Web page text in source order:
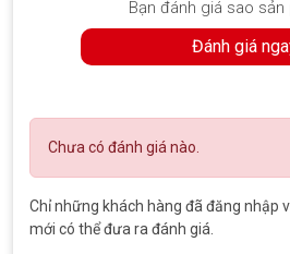
Trí Tiến Laptop miễn phí công thay thế Bàn
Nitro 5 AN515-57 Led Đỏ
Bạn đánh giá sao sản
Đánh giá
Chưa có đánh giá nào.
Chỉ những khách hàng đã đăng nhập
mới có thể đưa ra đánh giá.